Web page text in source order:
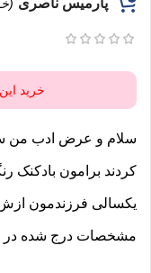
خرید
سلام و عرض ادب من
کردند برامون بادکنک
یکسالی فرزندمون
مشخصات درج شده در